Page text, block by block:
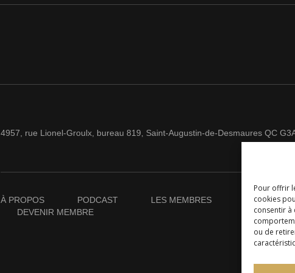
Pour offrir
cookies
consentir à
ou de
4957, rue Lionel-Groulx, bureau 819, Saint-Augustin-de-Desmaures QC
À PROPOS PODCAST LES MEMBRES NOUVELLES
DEVENIR MEMBRE